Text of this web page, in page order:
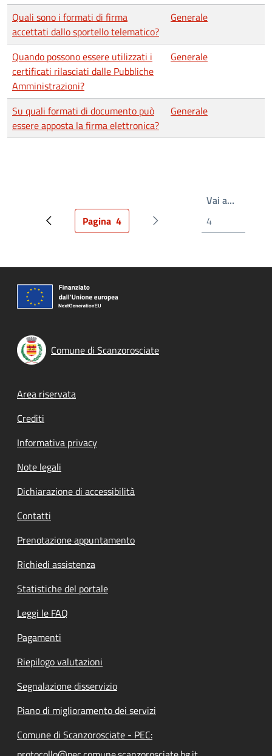
Quali sono i formati di firma
accettati dallo sportello telematico?
Generale
Quando possono essere utilizzati i
certificati rilasciati dalle Pubbliche
Amministrazioni?
Generale
Su quali formati di documento può
essere apposta la firma elettronica?
Generale
Pagina precedentePagina attuale
Pagina 4 Prossima pagina
Vai a…
Comune di Scanzorosciate
Footer menu
Area riservata
Crediti
Informativa privacy
Note legali
Dichiarazione di accessibilità
Contatti
Prenotazione appuntamento
Richiedi assistenza
Statistiche del portale
Leggi le FAQ
Pagamenti
Riepilogo valutazioni
Segnalazione disservizio
Piano di miglioramento dei servizi
Comune di Scanzorosciate - PEC: